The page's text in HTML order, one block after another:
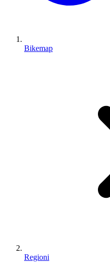
Bikemap
Regioni